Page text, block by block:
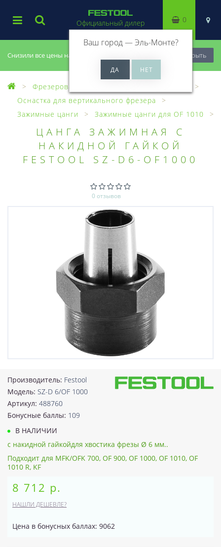
Снизили все цены на 20%, успей купить! Закрыть
Официальный дилер
Ваш город —Эль-Монте?
0
Фрезерование
Оснастка для вертикального фрезера
Зажимные цанги
Зажимные цанги для OF 1010
ЦАНГА ЗАЖИМНАЯ С
НАКИДНОЙ ГАЙКОЙ
FESTOOL SZ-D6-OF1000
0 отзывов
Производитель: Festool
Модель: SZ-D 6/OF 1000
Артикул: 488760
Бонусные баллы: 109
В НАЛИЧИИ
с накидной гайкойдля хвостика фрезы Ø 6 мм..
Подходит для MFK/OFK 700, OF 900, OF 1000, OF 1010, OF
1010 R, KF
8 712 р.
НАШЛИ ДЕШЕВЛЕ?
Цена в бонусных баллах: 9062